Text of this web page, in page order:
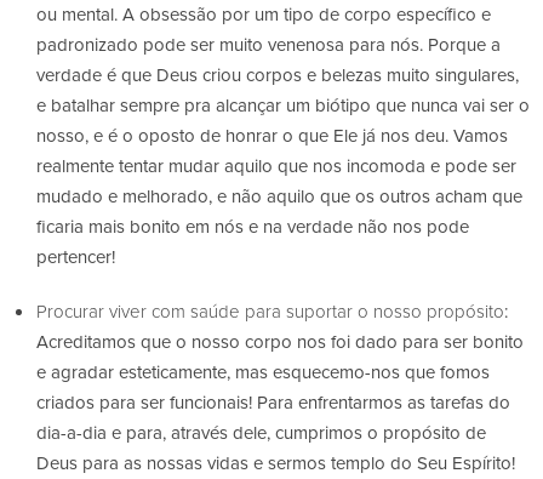
ou mental. A obsessão por um tipo de corpo específico e
padronizado pode ser muito venenosa para nós. Porque a
verdade é que Deus criou corpos e belezas muito singulares,
e batalhar sempre pra alcançar um biótipo que nunca vai ser o
nosso, e é o oposto de honrar o que Ele já nos deu. Vamos
realmente tentar mudar aquilo que nos incomoda e pode ser
mudado e melhorado, e não aquilo que os outros acham que
ficaria mais bonito em nós e na verdade não nos pode
pertencer!
Procurar viver com saúde para suportar o nosso propósito:
Acreditamos que o nosso corpo nos foi dado para ser bonito
e agradar esteticamente, mas esquecemo-nos que fomos
criados para ser funcionais! Para enfrentarmos as tarefas do
dia-a-dia e para, através dele, cumprimos o propósito de
Deus para as nossas vidas e sermos templo do Seu Espírito!